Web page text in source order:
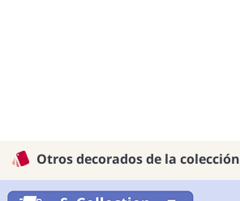
Otros decorados de la colección